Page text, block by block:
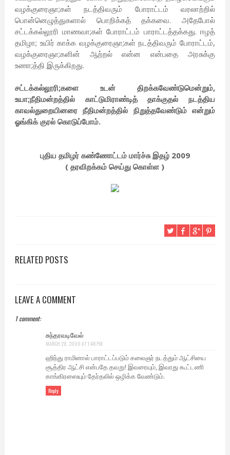
வழக்குரைஞா;கள் நடத்திவரும் போராட்டம் வரலாற்றில்
பொன்னெழுத்துகளால் பொறிக்கத் தக்கவை. அதேபோல்
சட்டக்கல்லூரி மாணவா;கள் போராட்டம் பாராட்டத்தக்கது. ஈழத்
தமிழா; உயிர் காக்க வழக்குரைஞா;கள் நடத்திவரும் போராட்டம்,
வழக்குரைஞா;களின் ஆற்றல் என்ன என்பதை அரசுக்கு
உணா;த்தி இருக்கிறது.
சட்டக்கல்லூரி;களை உடன் திறக்கவேண்டுமென்றும்,
உயா;நீதிமன்றத்தில் காட்டுமிராண்டித் தாக்குதல் நடத்திய
காவல்துறையினரை நீதிமன்றத்தில் நிறுத்தவேண்டும் என்றும்
ஓங்கிக் குரல் கொடுப்போம்.
புதிய தமிழர் கண்ணோட்டம் மார்ச்சு இதழ் 2009
( தரவிறக்கம் செய்து கொள்ள )
RELATED POSTS
LEAVE A COMMENT
1 comment:
சுந்தரவடிவேல்
MARCH 28, 2009 AT 1:48 PM
ஹிந்து ராமினால் பாராட்டப்படும் கலைஞர் நடத்தும் ஆட்சியை
சூத்திர ஆட்சி என்பதே தவறு! இவரையும், இவரது கூட்டணி
காங்கிரஸையும் தேர்தலில் ஒழிக்க வேண்டும்.
Reply